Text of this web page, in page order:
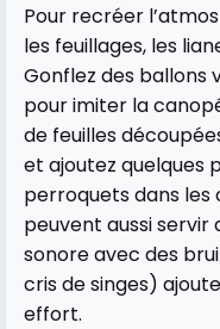
Pour recréer
les feuillages, les
Gonflez des
pour imiter la
de feuilles
et ajoutez quelques
perroquets dans les
peuvent aussi
sonore avec des
cris de singes)
effort.